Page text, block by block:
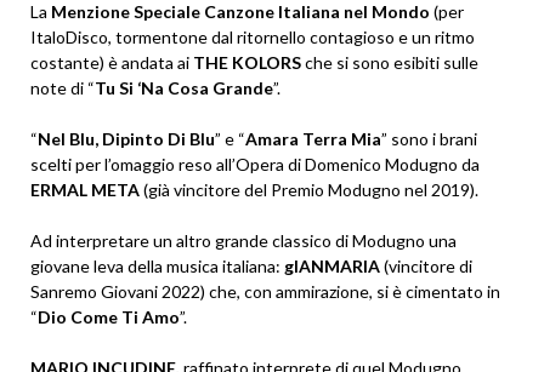
La Menzione Speciale Canzone Italiana nel Mondo (per
ItaloDisco, tormentone dal ritornello contagioso e un ritmo
costante) è andata ai THE KOLORSche si sono esibiti sulle
note di “Tu Si ‘Na Cosa Grande”.
“Nel Blu, Dipinto Di Blu” e “Amara Terra Mia” sono i brani
scelti per l’omaggio reso all’Opera di Domenico Modugno da
ERMAL META(già vincitore del Premio Modugno nel 2019).
Ad interpretare un altro grande classico di Modugno una
giovane leva della musica italiana: gIANMARIA(vincitore di
Sanremo Giovani 2022) che, con ammirazione, si è cimentato in
“Dio Come Ti Amo”.
MARIO INCUDINE, raffinato interprete di quel Modugno